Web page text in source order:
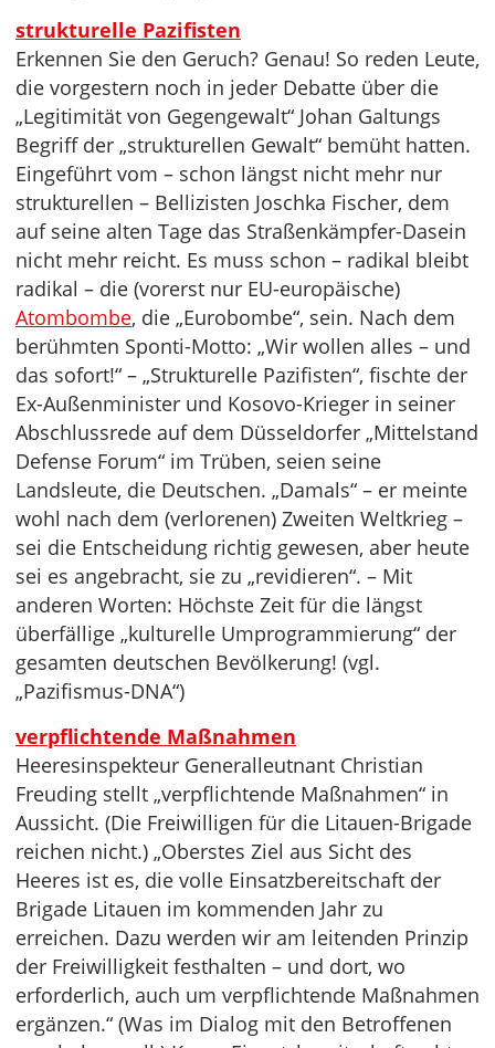
strukturelle Pazifisten
Erkennen Sie den Geruch? Genau! So reden Leute,
die vorgestern noch in jeder Debatte über die
„Legitimität von Gegengewalt“ Johan Galtungs
Begriff der „strukturellen Gewalt“ bemüht hatten.
Eingeführt vom – schon längst nicht mehr nur
strukturellen – Bellizisten Joschka Fischer, dem
auf seine alten Tage das Straßenkämpfer-Dasein
nicht mehr reicht. Es muss schon – radikal bleibt
radikal – die (vorerst nur EU-europäische)
Atombombe, die „Eurobombe“, sein. Nach dem
berühmten Sponti-Motto: „Wir wollen alles – und
das sofort!“ – „Strukturelle Pazifisten“, fischte der
Ex-Außenminister und Kosovo-Krieger in seiner
Abschlussrede auf dem Düsseldorfer „Mittelstand
Defense Forum“ im Trüben, seien seine
Landsleute, die Deutschen. „Damals“ – er meinte
wohl nach dem (verlorenen) Zweiten Weltkrieg –
sei die Entscheidung richtig gewesen, aber heute
sei es angebracht, sie zu „revidieren“. – Mit
anderen Worten: Höchste Zeit für die längst
überfällige „kulturelle Umprogrammierung“ der
gesamten deutschen Bevölkerung! (vgl.
„Pazifismus-DNA“)
verpflichtende Maßnahmen
Heeresinspekteur Generalleutnant Christian
Freuding stellt „verpflichtende Maßnahmen“ in
Aussicht. (Die Freiwilligen für die Litauen-Brigade
reichen nicht.) „Oberstes Ziel aus Sicht des
Heeres ist es, die volle Einsatzbereitschaft der
Brigade Litauen im kommenden Jahr zu
erreichen. Dazu werden wir am leitenden Prinzip
der Freiwilligkeit festhalten – und dort, wo
erforderlich, auch um verpflichtende Maßnahmen
ergänzen.“ (Was im Dialog mit den Betroffenen